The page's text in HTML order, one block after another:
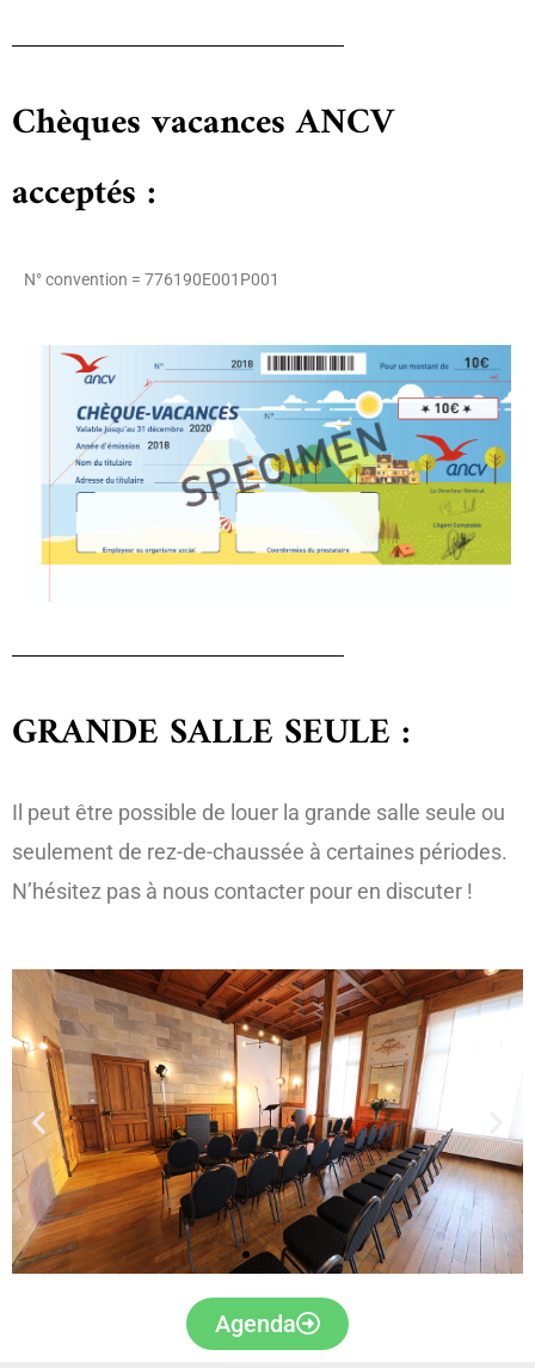
Chèques vacances ANCV
acceptés :
N° convention = 776190E001P001
GRANDE SALLE SEULE :
Il peut être possible de louer la grande salle seule ou
seulement de rez-de-chaussée à certaines périodes.
N’hésitez pas à nous contacter pour en discuter !
Agenda